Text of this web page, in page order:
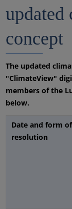
updated
concept
The updated
"ClimateView"
members of the
below.
Date and form
resolution